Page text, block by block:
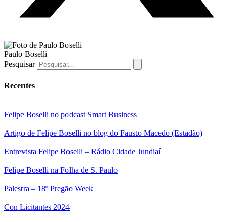
Paulo Boselli
Pesquisar
Recentes
Felipe Boselli no podcast Smart Business
Artigo de Felipe Boselli no blog do Fausto Macedo (Estadão)
Entrevista Felipe Boselli – Rádio Cidade Jundiaí
Felipe Boselli na Folha de S. Paulo
Palestra – 18º Pregão Week
Con Licitantes 2024